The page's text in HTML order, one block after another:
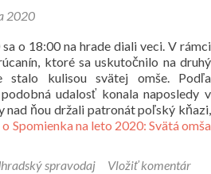
2020
o 18:00 na hrade diali veci. V rámci
ktoré sa uskutočnilo na druhý
stalo kulisou svätej omše. Podľa
udalosť konala naposledy v
nad ňou držali patronát poľský kňazi,
Spomienka na leto 2020: Svätá omša
spravodaj Vložiť komentár